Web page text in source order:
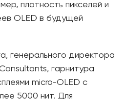
плотность пикселей и
OLED в будущей
генерального директора
гарнитура
micro-OLED с
5000 нит. Для